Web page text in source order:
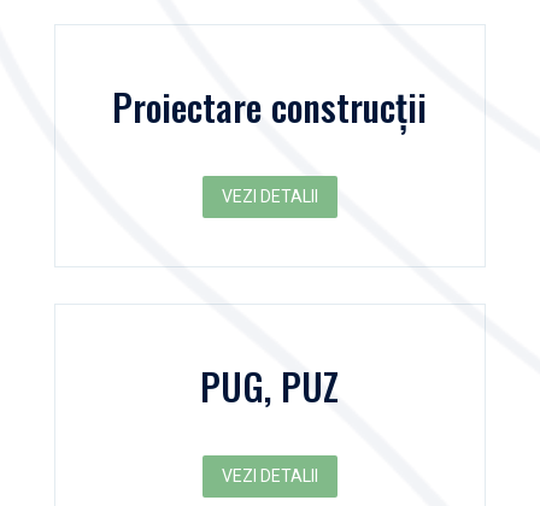
Proiectare construcții
VEZI DETALII
PUG, PUZ
VEZI DETALII